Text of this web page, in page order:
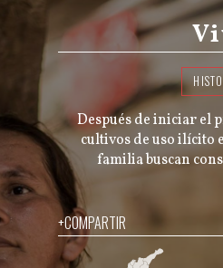
Después de iniciar el
cultivos de uso ilícito
familia buscan
+COMPARTIR